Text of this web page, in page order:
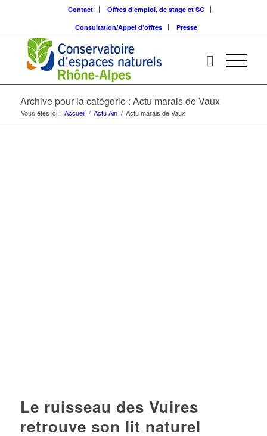
Contact
Offres d’emploi, de stage et SC
Consultation/Appel d’offres
Presse
Archive pour la catégorie : Actu marais de Vaux
Vous êtes ici : Accueil / Actu Ain / Actu marais de Vaux
Le ruisseau des Vuires
retrouve son lit naturel